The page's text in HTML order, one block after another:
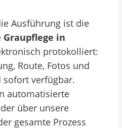
Ausführung ist die
Graupflege in
protokolliert:
Route, Fotos und
sofort verfügbar.
automatisierte
über unsere
gesamte Prozess